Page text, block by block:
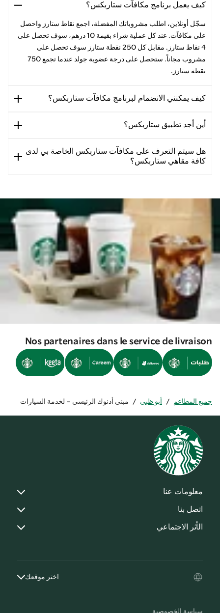
كيف يعمل برنامج مكافآت ستاربكس؟
سجّل أونلاين، اطلب مشروباتك المفضلة، اجمع نقاط ستارز واحصل
على مكافآت. عند كل عملية شراء بقيمة 10 درهم، سوف تحصل على
4 نقاط ستارز. مقابل كل 250 نقطة ستارز سوف تحصل على
مشروب مجاناً. ستحصل على درجة عضوية جولد عندما تجمع 750
نقطة ستارز.
كيف يمكنني الانضمام لبرنامج مكافآت ستاربكس؟
أين أجد تطبيق ستاربكس؟
هل سيتم التعرف على مكافآت ستاربكس الخاصة بي لدى
كافة مقاهي ستاربكس؟
Nos partenaires dans le service de livraison
جميع المطاعم / أبو ظبي / مبنى أدنوك الرئيسي - لخدمة السيارات
معلومات عنا
اتصل بنا
الأثر الاجتماعي
اختر موقعك